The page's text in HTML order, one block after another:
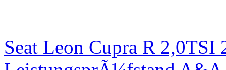
Seat Leon Cupra R